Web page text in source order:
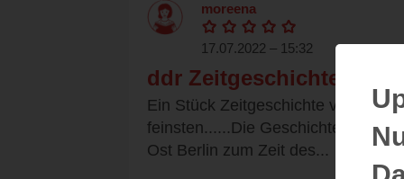
moreena
17.07.2022 – 15:32
ddr Zeitgeschichte
Ein Stück Zeitgeschichte vom
feinsten......Die Geschichte spielt im
Ost Berlin zum Zeit des...